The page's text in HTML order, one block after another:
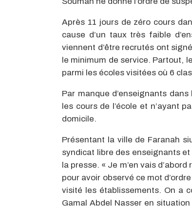
Après 11 jours de zéro cours
cause d’un taux très faible
viennent d’être recrutés ont
le minimum de service. Partout,
parmi les écoles visitées où 6
Par manque d’enseignants
les cours de l’école et n’ayant
domicile.
Présentant la ville de Faranah
syndicat libre des enseignants
la presse. « Je m’en vais
pour avoir observé ce mot
visité les établissements. On a
Gamal Abdel Nasser en